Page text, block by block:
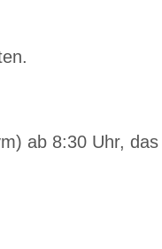
ab 8:30 Uhr, das